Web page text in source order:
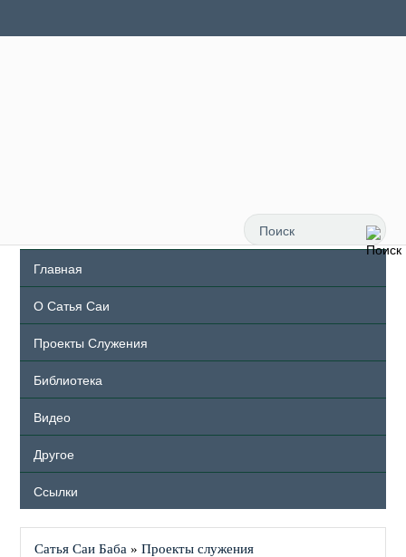
Главная
О Сатья Саи
Проекты Служения
Библиотека
Видео
Другое
Ссылки
Сатья Саи Баба »Проекты служения